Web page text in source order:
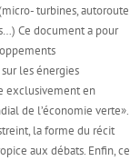
turbines, autoroute
Ce document a pour
les énergies
exclusivement en
de l’économie verte».
la forme du récit
aux débats. Enfin, ce